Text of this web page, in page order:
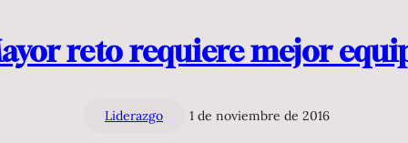
reto requiere mejor
Liderazgo 1 de noviembre de 2016